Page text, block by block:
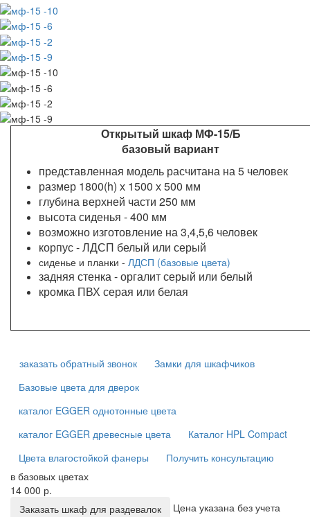
Открытый шкаф МФ-15/Б
базовый вариант
представленная модель расчитана на 5 человек
размер 1800(h) х 1500 х 500 мм
глубина верхней части 250 мм
высота сиденья - 400 мм
возможно изготовление на 3,4,5,6 человек
корпус - ЛДСП белый или серый
сиденье и планки - ЛДСП (базовые цвета)
задняя стенка - оргалит серый или белый
кромка ПВХ серая или белая
заказать обратный звонок
Замки для шкафчиков
Базовые цвета для дверок
каталог EGGER однотонные цвета
каталог EGGER древесные цвета
Каталог HPL Compact
Цвета влагостойкой фанеры
Получить консультацию
в базовых цветах
14 000 р.
Заказать шкаф для раздевалок
Цена указана без учета